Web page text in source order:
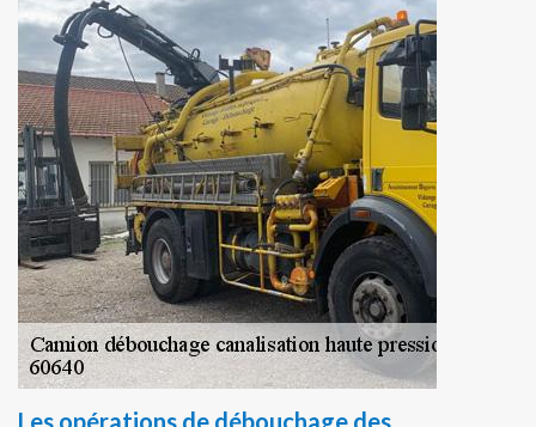
Les opérations de débouchage des